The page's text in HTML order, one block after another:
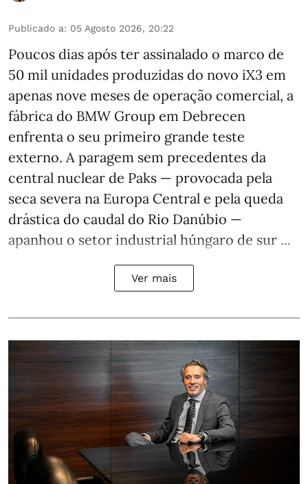
Publicado a: 05 Agosto 2026, 20:22
Poucos dias após ter assinalado o marco de
50 mil unidades produzidas do novo iX3 em
apenas nove meses de operação comercial, a
fábrica do BMW Group em Debrecen
enfrenta o seu primeiro grande teste
externo. A paragem sem precedentes da
central nuclear de Paks — provocada pela
seca severa na Europa Central e pela queda
drástica do caudal do Rio Danúbio —
apanhou o setor industrial húngaro de sur ...
Ver mais